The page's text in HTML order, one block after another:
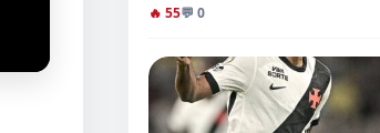
🔥 55💬 0